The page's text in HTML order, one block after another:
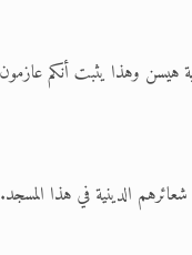
هيسن وهذا يثبت أنكم
الدينية في هذا